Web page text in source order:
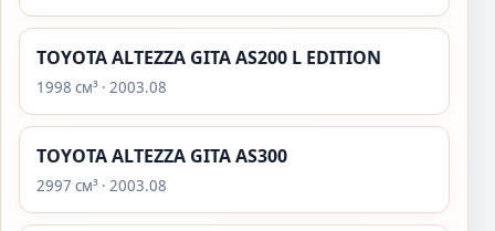
TOYOTA ALTEZZA GITA AS200 L EDITION
1998 см³ · 2003.08
TOYOTA ALTEZZA GITA AS300
2997 см³ · 2003.08